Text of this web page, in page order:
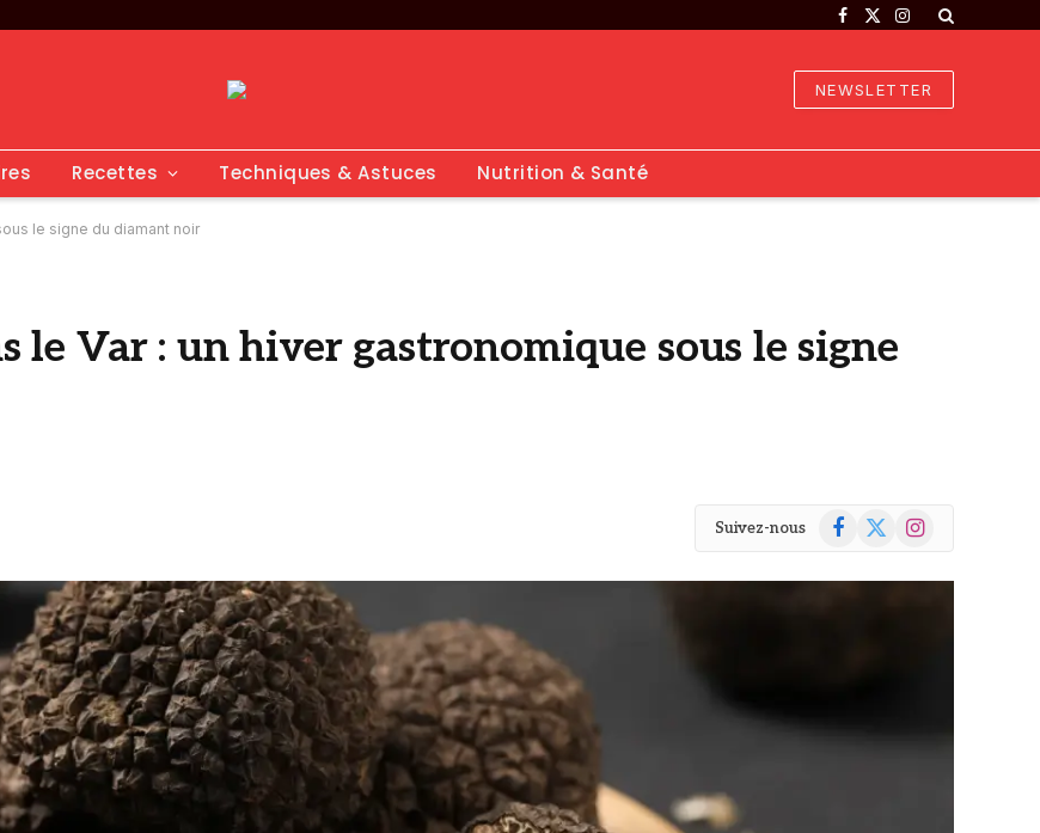
Facebook
X
Instagram
NEWSLETTER
Recettes Techniques & Astuces Nutrition & Santé
le signe du diamant noir
le Var : un hiver gastronomique sous le signe
Suivez-nous Facebook
X
Instagram